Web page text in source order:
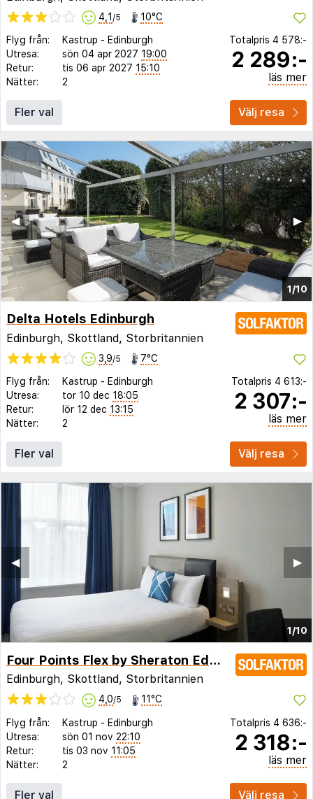
4,1 /5 10°C
Flyg från: Kastrup - Edinburgh
Utresa:
sön 04 apr 2027 19:00
Retur:
tis 06 apr 2027 15:10
Nätter:
2
Totalpris 4 578:-
2 289:-
läs mer
Fler val Välj resa
1/10
▶︎
◀︎
Delta Hotels Edinburgh
Edinburgh, Skottland, Storbritannien
3,9/5 7°C
Flyg från: Kastrup - Edinburgh
Utresa:
tor 10 dec 18:05
Retur:
lör 12 dec 13:15
Nätter:
2
Totalpris 4 613:-
2 307:-
läs mer
Fler val Välj resa
1/10
▶︎
◀︎
Four Points Flex by Sheraton Edinburgh
Edinburgh, Skottland, Storbritannien
4,0/5 11°C
Flyg från: Kastrup - Edinburgh
Utresa:
sön 01 nov 22:10
Retur:
tis 03 nov 11:05
Nätter:
2
Totalpris 4 636:-
2 318:-
läs mer
Fler val Välj resa